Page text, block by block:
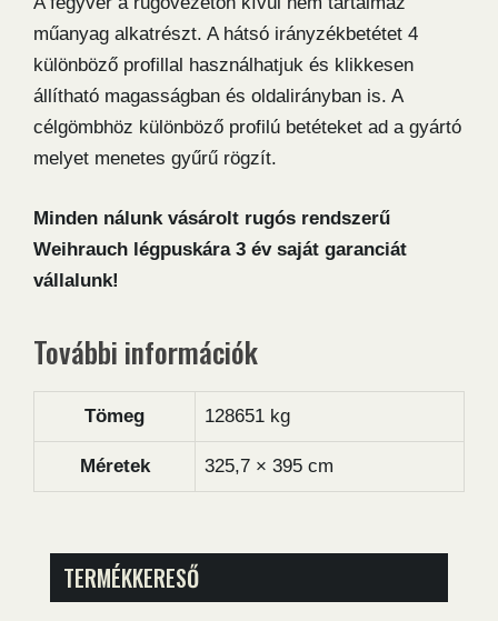
műanyag alkatrészt. A hátsó irányzékbetétet 4
különböző profillal használhatjuk és klikkesen
állítható magasságban és oldalirányban is. A
célgömbhöz különböző profilú betéteket ad a gyártó
melyet menetes gyűrű rögzít.
Minden nálunk vásárolt rugós rendszerű
Weihrauch légpuskára 3 év saját garanciát
vállalunk!
További információk
Tömeg 128651 kg
Méretek 325,7 × 395 cm
TERMÉKKERESŐ